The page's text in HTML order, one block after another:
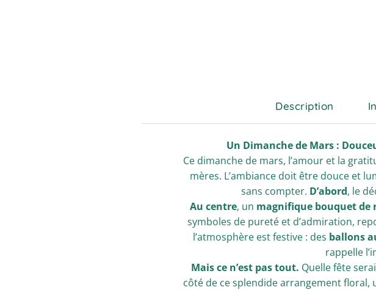
Description
Un Dimanche de Mars :
Ce dimanche de mars, l’amour et la
mères. L’ambiance doit être douce et
sans compter. D’abord, le
Au centre, un magnifique bouquet de
symboles de pureté et d’admiration,
l’atmosphère est festive : des ballons
rappelle
Mais ce n’est pas tout. Quelle fête
côté de ce splendide arrangement floral,